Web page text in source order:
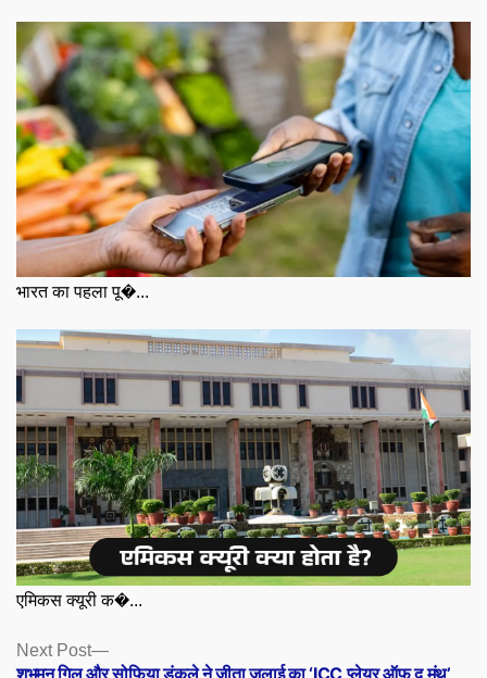
भारत का पहला पू�...
एमिकस क्यूरी क�...
Posts
Next Post
Next
post:
शुभमन गिल और सोफिया डंकले ने जीता जुलाई का ‘ICC प्लेयर ऑफ द मंथ’